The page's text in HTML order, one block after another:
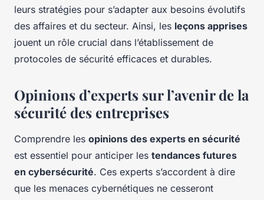
leurs stratégies pour s’adapter aux besoins évolutifs
des affaires et du secteur. Ainsi, les leçons apprises
jouent un rôle crucial dans l’établissement de
protocoles de sécurité efficaces et durables.
Opinions d’experts sur l’avenir de la
sécurité des entreprises
Comprendre les opinions des experts en sécurité
est essentiel pour anticiper les tendances futures
en cybersécurité. Ces experts s’accordent à dire
que les menaces cybernétiques ne cesseront